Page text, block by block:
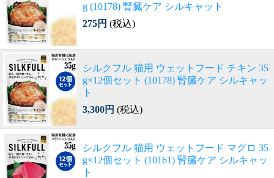
g (10178) 腎臓ケア シルキャット
275円 (税込)
シルクフル 猫用 ウェットフード チキン 35
g×12個セット (10178) 腎臓ケア シルキャッ
ト
3,300円 (税込)
シルクフル 猫用 ウェットフード マグロ 35
g×12個セット (10161) 腎臓ケア シルキャッ
ト